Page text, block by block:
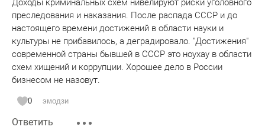
Доходы криминальных схем нивелируют риски уголовного
преследования и наказания. После распада СССР и до
настоящего времени достижений в области науки и
культуры не прибавилось, а деградировало. "Достижения"
современной страны бывшей в СССР это ноухау в области
схем хищений и коррупции. Хорошее дело в России
бизнесом не назовут.
0 эмодзи
Ответить